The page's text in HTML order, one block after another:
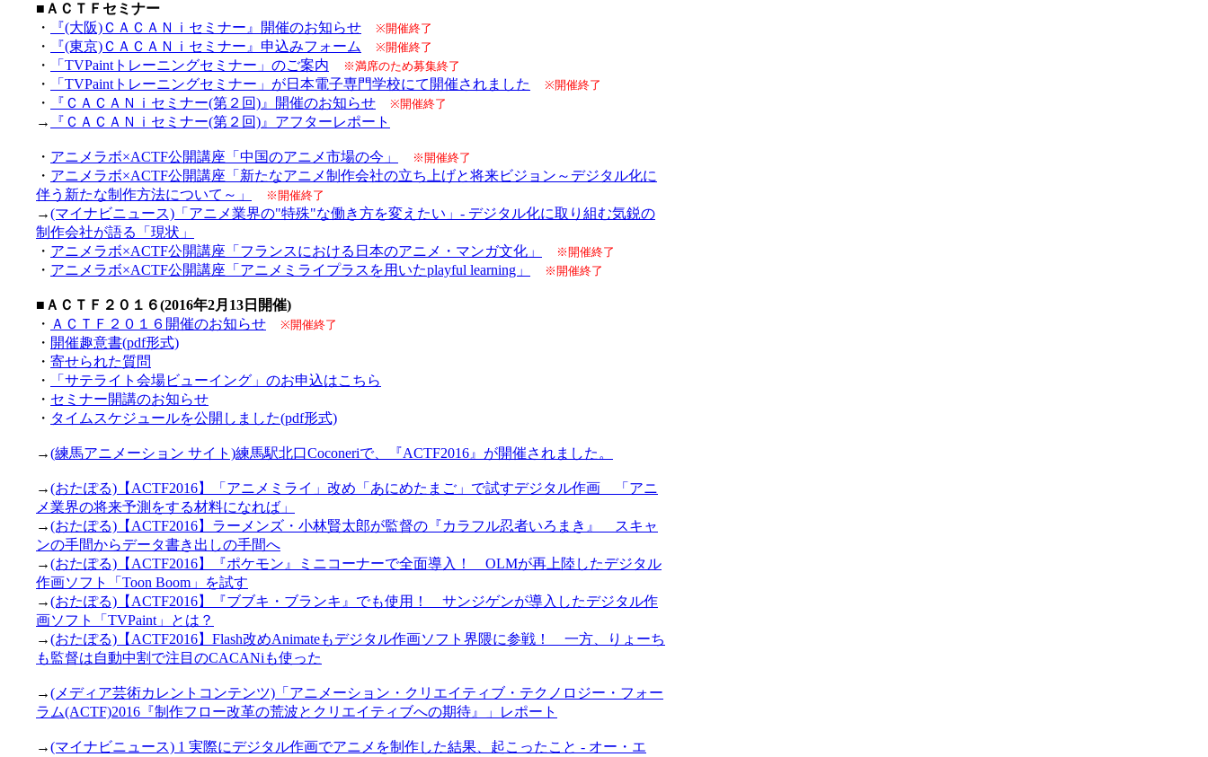
■ＡＣＴＦセミナー
・
『(大阪)ＣＡＣＡＮｉセミナー』開催のお知らせ ※開催終了
・ 『(東京)ＣＡＣＡＮｉセミナー』申込みフォーム ※開催終了
・ 「TVPaintトレーニングセミナー」のご案内 ※満席のため募集終了
・ 「TVPaintトレーニングセミナー」が日本電子専門学校にて開催されました ※開催終了
・ 『ＣＡＣＡＮｉセミナー(第２回)』開催のお知らせ ※開催終了
→ 『ＣＡＣＡＮｉセミナー(第２回)』アフターレポート
・ アニメラボ×ACTF公開講座「中国のアニメ市場の今」 ※開催終了
・ アニメラボ×ACTF公開講座「新たなアニメ制作会社の立ち上げと将来ビジョン～デジタル化に
伴う新たな制作方法について～」
※開催終了
→(マイナビニュース)「アニメ業界の"特殊"な働き方を変えたい」- デジタル化に取り組む気鋭の
制作会社が語る「現状」
・ アニメラボ×ACTF公開講座「フランスにおける日本のアニメ・マンガ文化」 ※開催終了
・ アニメラボ×ACTF公開講座「アニメミライプラスを用いたplayful learning」 ※開催終了
■ＡＣＴＦ２０１６(2016年2月13日開催)
・ ＡＣＴＦ２０１６開催のお知らせ ※開催終了
・ 開催趣意書(pdf形式)
・ 寄せられた質問
・
「サテライト会場ビューイング」のお申込はこちら
・ セミナー開講のお知らせ
・ タイムスケジュールを公開しました(pdf形式)
→(練馬アニメーション サイト)練馬駅北口Coconeriで、『ACTF2016』が開催されました。
→(おたぽる)【ACTF2016】「アニメミライ」改め「あにめたまご」で試すデジタル作画 「アニ
メ業界の将来予測をする材料になれば」
→(おたぽる)【ACTF2016】ラーメンズ・小林賢太郎が監督の『カラフル忍者いろまき』 スキャ
ンの手間からデータ書き出しの手間へ
→(おたぽる)【ACTF2016】『ポケモン』ミニコーナーで全面導入！ OLMが再上陸したデジタル
作画ソフト「Toon Boom」を試す
→(おたぽる)【ACTF2016】『ブブキ・ブランキ』でも使用！ サンジゲンが導入したデジタル作
画ソフト「TVPaint」とは？
→(おたぽる)【ACTF2016】Flash改めAnimateもデジタル作画ソフト界隈に参戦！ 一方、りょーち
も監督は自動中割で注目のCACANiも使った
→(メディア芸術カレントコンテンツ)「アニメーション・クリエイティブ・テクノロジー・フォー
ラム(ACTF)2016『制作フロー改革の荒波とクリエイティブへの期待』」レポート
→(マイナビニュース) 1 実際にデジタル作画でアニメを制作した結果、起こったこと - オー・エ